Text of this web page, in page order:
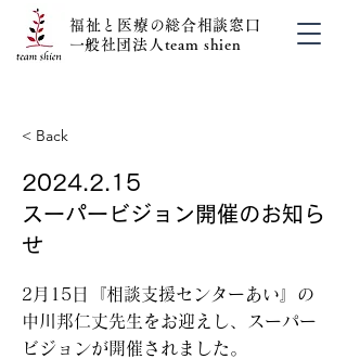
福祉と医療の総合相談窓口
​一般社団法人team shien
< Back
2024.2.15
スーパービジョン開催のお知ら
せ
2月15日『相談支援センターあい』の
中川邦仁丈先生をお迎えし、スーパー
ビジョンが開催されました。